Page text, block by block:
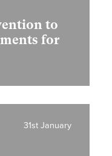
to
for
31st January